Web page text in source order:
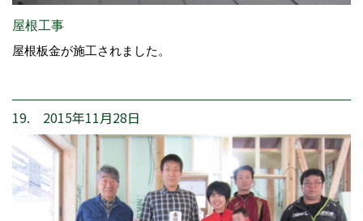
屋根工事
屋根板金が施工されました。
19. 2015年11月28日